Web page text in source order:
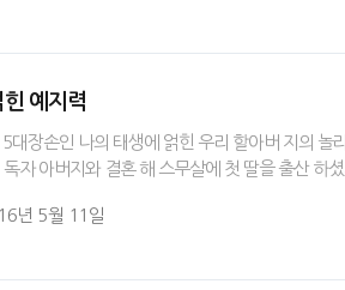
예지력
대장손인 나의 태생에 얽힌 우리 할아버 지의
자 아버지와 결혼 해 스무살에 첫 딸을 출산 하
년 5월 11일